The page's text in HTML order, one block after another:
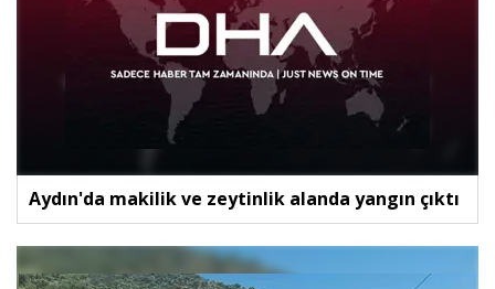
Aydın'da makilik ve zeytinlik alanda yangın çıktı